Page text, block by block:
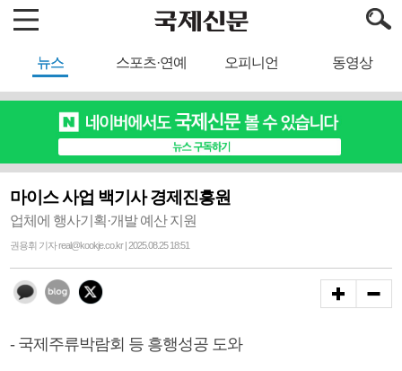
뉴스 스포츠·연예 오피니언 동영상
마이스 사업 백기사 경제진흥원
업체에 행사기획·개발 예산 지원
권용휘 기자 real@kookje.co.kr | 2025.08.25 18:51
- 국제주류박람회 등 흥행성공 도와